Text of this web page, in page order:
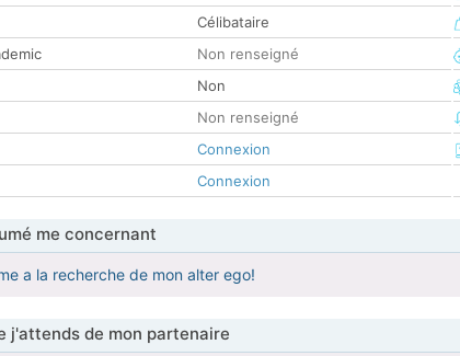
Célibataire
Non renseigné
Non
Non renseigné
Connexion
Connexion
me concernant
a la recherche de mon alter ego!
j'attends de mon partenaire